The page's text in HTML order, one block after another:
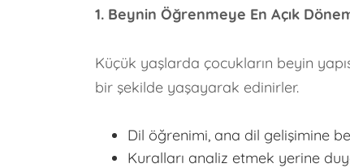
1. Beynin Öğrenmeye En Açık
Küçük yaşlarda çocukların beyin
bir şekilde yaşayarak edinirler.
Dil öğrenimi, ana dil gelişimine
Kuralları analiz etmek yerine